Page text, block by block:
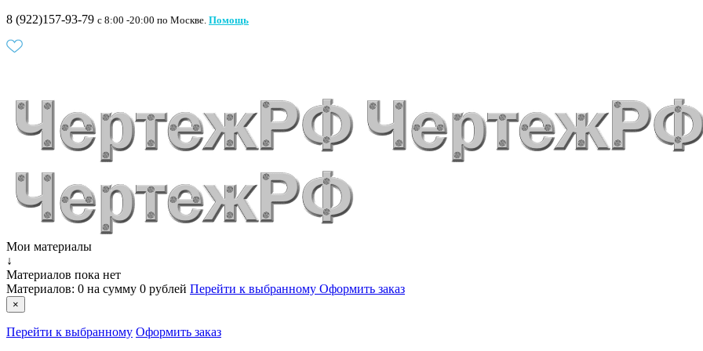
8 (922)157-93-79 c 8:00 -20:00 по Москве. Помощь
Мои материалы
↓
Материалов пока нет
Материалов: 0 на сумму 0 рублей Перейти к выбранному Оформить заказ
×
Перейти к выбранному Оформить заказ